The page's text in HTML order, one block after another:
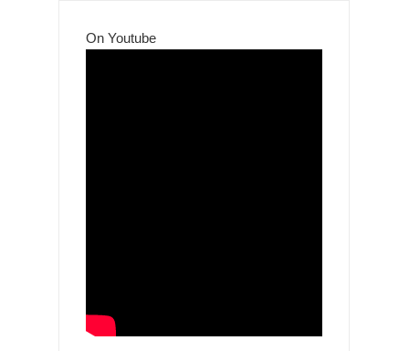
On Youtube